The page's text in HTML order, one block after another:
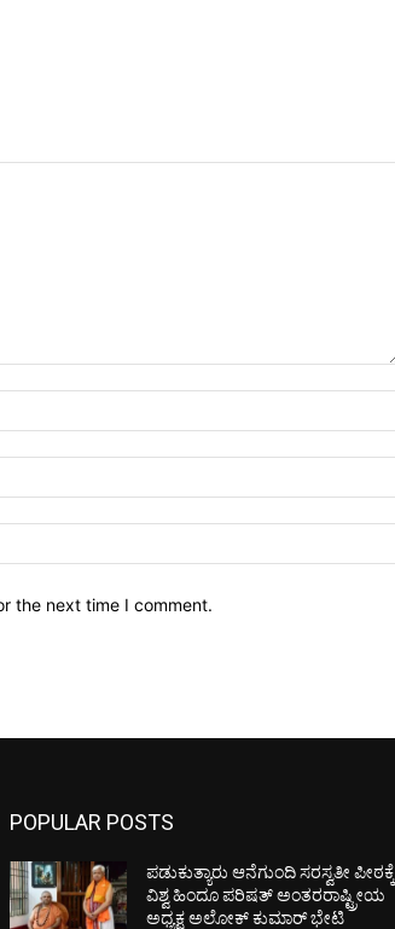
the next time I comment.
POPULAR POSTS
ಪಡುಕುತ್ಯಾರು ಆನೆಗುಂದಿ ಸರಸ್ವತೀ ಪೀಠಕ್ಕೆ
ವಿಶ್ವ ಹಿಂದೂ ಪರಿಷತ್ ಅಂತರರಾಷ್ಟ್ರೀಯ
ಅಧ್ಯಕ್ಷ ಅಲೋಕ್ ಕುಮಾರ್ ಭೇಟಿ